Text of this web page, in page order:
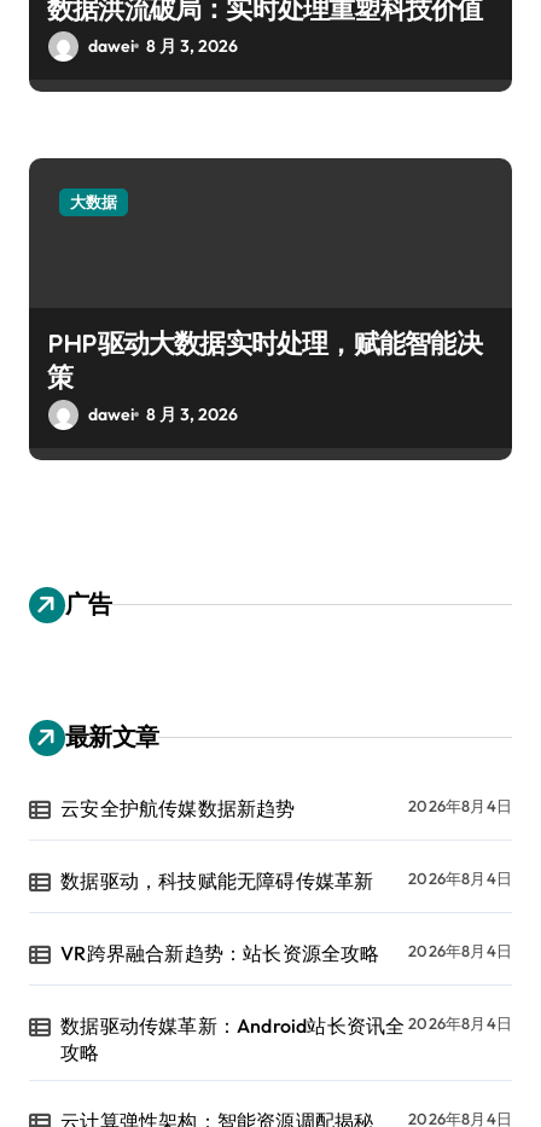
数据洪流破局：实时处理重塑科技价值
dawei 8 月 3, 2026
大数据
PHP驱动大数据实时处理，赋能智能决
策
dawei 8 月 3, 2026
广告
最新文章
云安全护航传媒数据新趋势 2026年8月4日
数据驱动，科技赋能无障碍传媒革新 2026年8月4日
VR跨界融合新趋势：站长资源全攻略 2026年8月4日
数据驱动传媒革新：Android站长资讯全
攻略
2026年8月4日
云计算弹性架构：智能资源调配揭秘 2026年8月4日